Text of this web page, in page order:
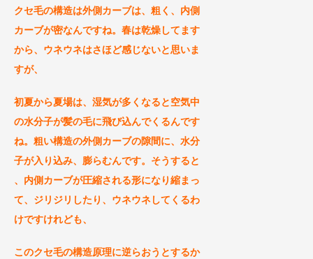
クセ毛の構造は外側カーブは、粗く、内側
カーブが密なんですね。春は乾燥してます
から、ウネウネはさほど感じないと思いま
すが、
初夏から夏場は、湿気が多くなると空気中
の水分子が髪の毛に飛び込んでくるんです
ね。粗い構造の外側カーブの隙間に、水分
子が入り込み、膨らむんです。そうすると
、内側カーブが圧縮される形になり縮まっ
て、ジリジリしたり、ウネウネしてくるわ
けですけれども、
このクセ毛の構造原理に逆らおうとするか